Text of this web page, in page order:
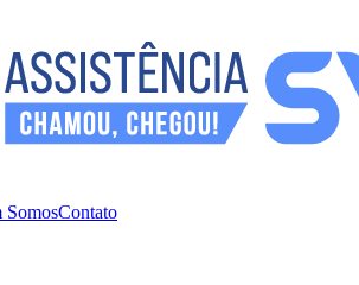
SomosContato